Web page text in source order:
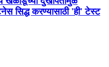
सिद्ध करण्यासाठी 'ही' टेस्ट